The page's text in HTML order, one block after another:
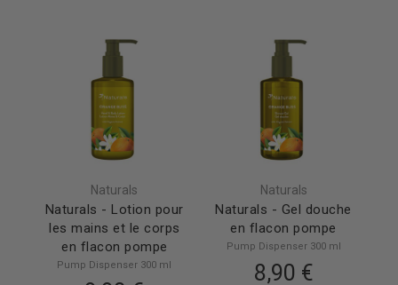
Naturals
Naturals - Lotion pour
les mains et le corps
en flacon pompe
Pump Dispenser 300 ml
Naturals
Naturals - Gel douche
en flacon pompe
Pump Dispenser 300 ml
8,90 €